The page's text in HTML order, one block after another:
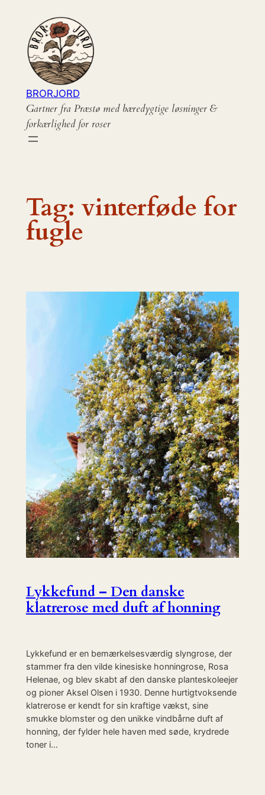
indhold
BRORJORD
Gartner fra Præstø med bæredygtige løsninger &
forkærlighed for roser
Tag: vinterføde for
fugle
Lykkefund – Den danske
klatrerose med duft af honning
Lykkefund er en bemærkelsesværdig slyngrose, der
stammer fra den vilde kinesiske honningrose, Rosa
Helenae, og blev skabt af den danske planteskoleejer
og pioner Aksel Olsen i 1930. Denne hurtigtvoksende
klatrerose er kendt for sin kraftige vækst, sine
smukke blomster og den unikke vindbårne duft af
honning, der fylder hele haven med søde, krydrede
toner i…